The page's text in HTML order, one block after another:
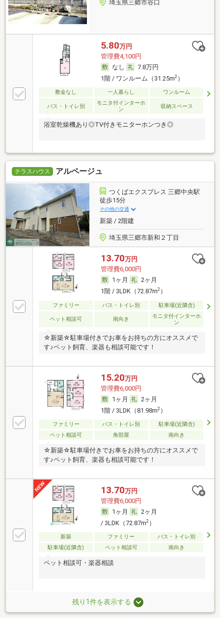
埼玉県三郷市谷口
5.80万円
管理費4,100円
なし
7.8万円
1階 / ワンルーム（31.25m2）
敷金なし 一人暮らし ワンルーム
バス・トイレ別
モニタ付インターホ
ン
収納スペース
浴室乾燥機あり◎TV付きモニターホンつき◎
テラスハウス アルページュ
つくばエクスプレス 三郷中央駅
徒歩15分
その他の交通
新築 / 2階建
埼玉県三郷市新和２丁目
13.70万円
管理費6,000円
1ヶ月
2ヶ月
1階 / 3LDK（72.87m2）
ファミリー バス・トイレ別 駐車場(近隣含)
ペット相談可 南向き
モニタ付インターホ
ン
☆新築☆駐車場付きでお車をお持ちの方にオススメで
す♪ペット飼育、楽器も相談可能です！
15.20万円
管理費6,000円
1ヶ月
2ヶ月
1階 / 3LDK（81.98m2）
ファミリー バス・トイレ別
駐車場(近隣含)
ペット相談可
角部屋 南向き
☆新築☆駐車場付きでお車をお持ちの方にオススメで
す♪ペット飼育、楽器も相談可能です！
13.70万円
管理費6,000円
1ヶ月
2ヶ月
/ 3LDK（72.87m2）
新築 ファミリー
バス・トイレ別
駐車場(近隣含)
ペット相談可 南向き
ペット相談可・楽器相談
残り1件を表示する